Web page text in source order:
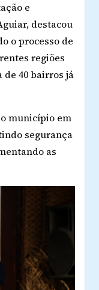
e
destacou
o processo de
regiões
de 40 bairros já
município em
segurança
as